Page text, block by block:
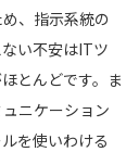
、指示系統の
い不安はITツ
とんどです。ま
ニケーション
を使いわける